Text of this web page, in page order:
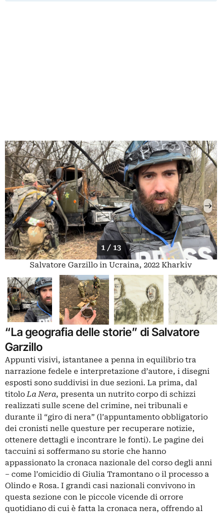
1 / 13
Salvatore Garzillo in Ucraina, 2022 Kharkiv
“La geografia delle storie” di Salvatore
Garzillo
Appunti visivi, istantanee a penna in equilibrio tra
narrazione fedele e interpretazione d’autore, i disegni
esposti sono suddivisi in due sezioni. La prima, dal
titoloLa Nera, presenta un nutrito corpo di schizzi
realizzati sulle scene del crimine, nei tribunali e
durante il “giro di nera” (l’appuntamento obbligatorio
dei cronisti nelle questure per recuperare notizie,
ottenere dettagli e incontrare le fonti). Le pagine dei
taccuini si soffermano su storie che hanno
appassionato la cronaca nazionale del corso degli anni
– come l’omicidio di Giulia Tramontano o il processo a
Olindo e Rosa. I grandi casi nazionali convivono in
questa sezione con le piccole vicende di orrore
quotidiano di cui è fatta la cronaca nera, offrendo al